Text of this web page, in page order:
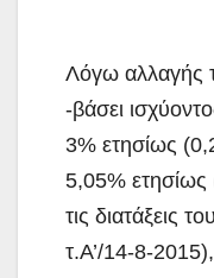
Λόγω αλλαγής
-βάσει
3% ετησίως
5,05% ετησίως
τις διατάξεις
τ.Α’/14-8-